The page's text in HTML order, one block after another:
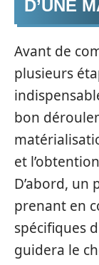
D’UNE
Avant de
plusieurs
bon
et
D’abord, un
prenant en
spécifiques
guidera le